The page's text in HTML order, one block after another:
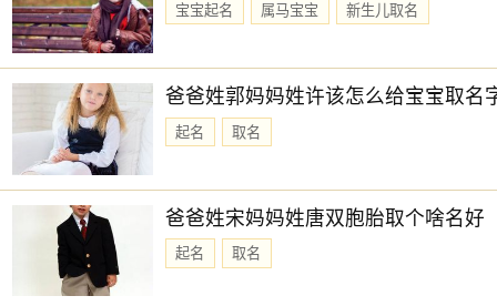
【昱祺】 【崇善】 【炯丞】 【少禹】
【斯咏】 【铖昊】 【宸知】 【翊威】
【予初】 【韬玉】 【楚越】 【霖铭】
【乐淳】 【晗尹】 【锦誉】 【堇扬】
赐子好名，能伴子一生。想给宝宝取一个好名字吗？选择
宝宝起名 属马宝宝 新生儿取名
爸爸姓郭妈妈姓许该怎么给宝宝取名
起名 取名
爸爸姓宋妈妈姓唐双胞胎取个啥名好
起名 取名